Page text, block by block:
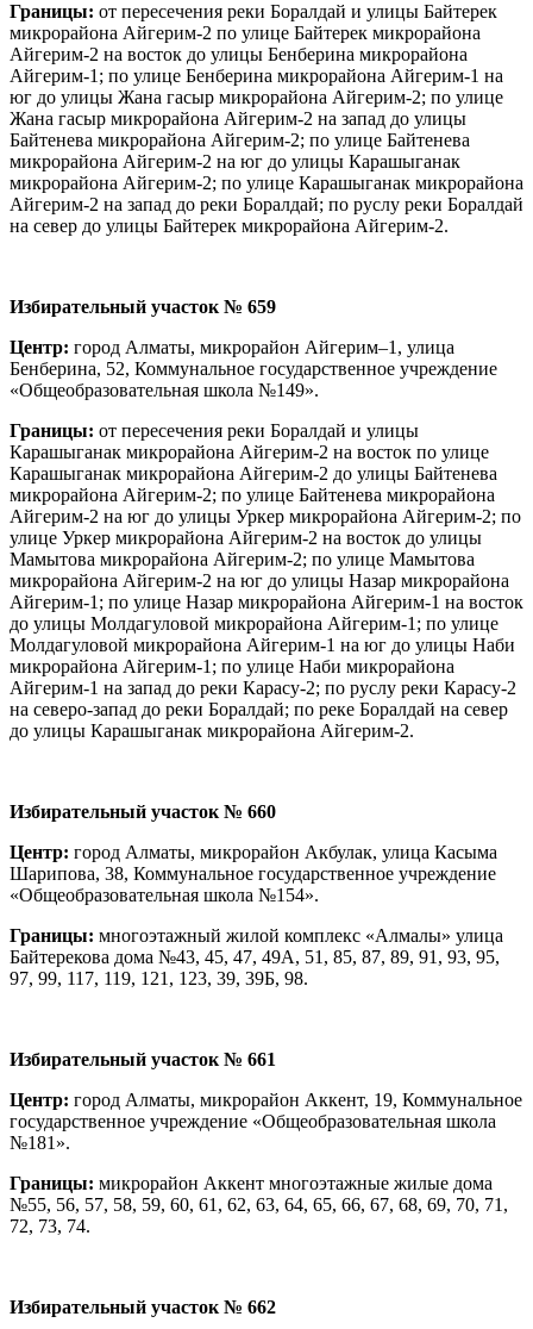
Границы: от пересечения реки Боралдай и улицы Байтерек
микрорайона Айгерим-2 по улице Байтерек микрорайона
Айгерим-2 на восток до улицы Бенберина микрорайона
Айгерим-1; по улице Бенберина микрорайона Айгерим-1 на
юг до улицы Жана гасыр микрорайона Айгерим-2; по улице
Жана гасыр микрорайона Айгерим-2 на запад до улицы
Байтенева микрорайона Айгерим-2; по улице Байтенева
микрорайона Айгерим-2 на юг до улицы Карашыганак
микрорайона Айгерим-2; по улице Карашыганак микрорайона
Айгерим-2 на запад до реки Боралдай; по руслу реки Боралдай
на север до улицы Байтерек микрорайона Айгерим-2.
Избирательный участок№ 659
Центр: город Алматы, микрорайон Айгерим–1, улица
Бенберина, 52, Коммунальное государственное учреждение
«Общеобразовательная школа №149».
Границы: от пересечения реки Боралдай и улицы
Карашыганак микрорайона Айгерим-2 на восток по улице
Карашыганак микрорайона Айгерим-2 до улицы Байтенева
микрорайона Айгерим-2; по улице Байтенева микрорайона
Айгерим-2 на юг до улицы Уркер микрорайона Айгерим-2; по
улице Уркер микрорайона Айгерим-2 на восток до улицы
Мамытова микрорайона Айгерим-2; по улице Мамытова
микрорайона Айгерим-2 на юг до улицы Назар микрорайона
Айгерим-1; по улице Назар микрорайона Айгерим-1 на восток
до улицы Молдагуловой микрорайона Айгерим-1; по улице
Молдагуловой микрорайона Айгерим-1 на юг до улицы Наби
микрорайона Айгерим-1; по улице Наби микрорайона
Айгерим-1 на запад до реки Карасу-2; по руслу реки Карасу-2
на северо-запад до реки Боралдай; по реке Боралдай на север
до улицы Карашыганак микрорайона Айгерим-2.
Избирательный участок№ 660
Центр: город Алматы, микрорайон Акбулак, улица Касыма
Шарипова, 38, Коммунальное государственное учреждение
«Общеобразовательная школа №154».
Границы: многоэтажный жилой комплекс «Алмалы» улица
Байтерекова дома №43, 45, 47, 49А, 51, 85, 87, 89, 91, 93, 95,
97, 99, 117, 119, 121, 123, 39, 39Б, 98.
Избирательный участок№ 661
Центр: город Алматы, микрорайон Аккент, 19, Коммунальное
государственное учреждение «Общеобразовательная школа
№181».
Границы: микрорайон Аккент многоэтажные жилые дома
№55, 56, 57, 58, 59, 60, 61, 62, 63, 64, 65, 66, 67, 68, 69, 70, 71,
72, 73, 74.
Избирательный участок№ 662